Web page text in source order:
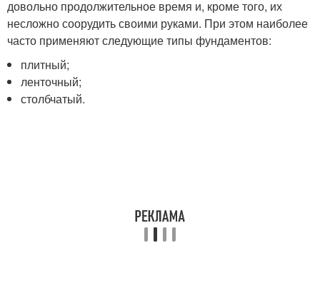
довольно продолжительное время и, кроме того, их
несложно соорудить своими руками. При этом наиболее
часто применяют следующие типы фундаментов:
плитный;
ленточный;
столбчатый.